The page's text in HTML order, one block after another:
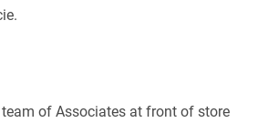
of Associates at front of store